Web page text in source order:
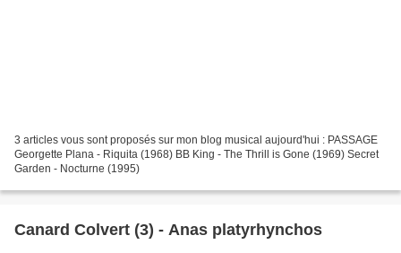
3 articles vous sont proposés sur mon blog musical aujourd'hui : PASSAGE
Georgette Plana - Riquita (1968) BB King - The Thrill is Gone (1969) Secret
Garden - Nocturne (1995)
Canard Colvert (3) - Anas platyrhynchos